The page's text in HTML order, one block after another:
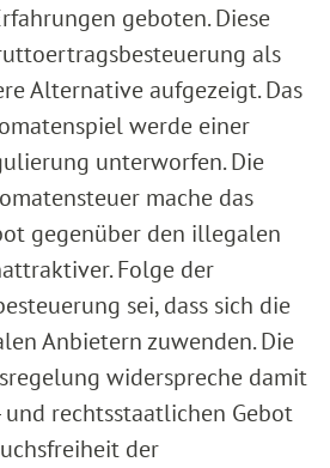
geboten. Diese
als
Alternative aufgezeigt. Das
werde einer
unterworfen. Die
mache das
gegenüber den illegalen
Folge der
sei, dass sich die
Anbietern zuwenden. Die
widerspreche damit
und rechtsstaatlichen Gebot
der